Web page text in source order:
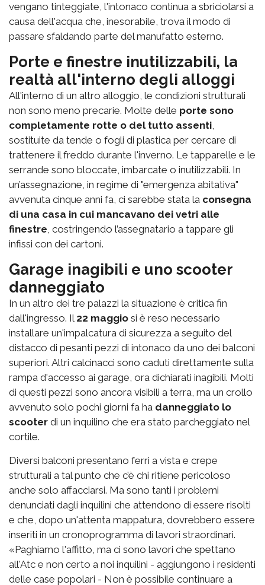
vengano tinteggiate, l'intonaco continua a sbriciolarsi a
causa dell'acqua che, inesorabile, trova il modo di
passare sfaldando parte del manufatto esterno.
Porte e finestre inutilizzabili, la
realtà all'interno degli alloggi
All'interno di un altro alloggio, le condizioni strutturali
non sono meno precarie. Molte delle porte sono
completamente rotte o del tutto assenti,
sostituite da tende o fogli di plastica per cercare di
trattenere il freddo durante l'inverno. Le tapparelle e le
serrande sono bloccate, imbarcate o inutilizzabili. In
un’assegnazione, in regime di "emergenza abitativa"
avvenuta cinque anni fa, ci sarebbe stata la consegna
di una casa in cui mancavano dei vetri alle
finestre, costringendo l’assegnatario a tappare gli
infissi con dei cartoni.
Garage inagibili e uno scooter
danneggiato
In un altro dei tre palazzi la situazione è critica fin
dall'ingresso. Il 22 maggio si è reso necessario
installare un'impalcatura di sicurezza a seguito del
distacco di pesanti pezzi di intonaco da uno dei balconi
superiori. Altri calcinacci sono caduti direttamente sulla
rampa d'accesso ai garage, ora dichiarati inagibili. Molti
di questi pezzi sono ancora visibili a terra, ma un crollo
avvenuto solo pochi giorni fa ha danneggiato lo
scooter di un inquilino che era stato parcheggiato nel
cortile.
Diversi balconi presentano ferri a vista e crepe
strutturali a tal punto che c’è chi ritiene pericoloso
anche solo affacciarsi. Ma sono tanti i problemi
denunciati dagli inquilini che attendono di essere risolti
e che, dopo un'attenta mappatura, dovrebbero essere
inseriti in un cronoprogramma di lavori straordinari.
«Paghiamo l'affitto, ma ci sono lavori che spettano
all'Atc e non certo a noi inquilini - aggiungono i residenti
delle case popolari - Non è possibile continuare a